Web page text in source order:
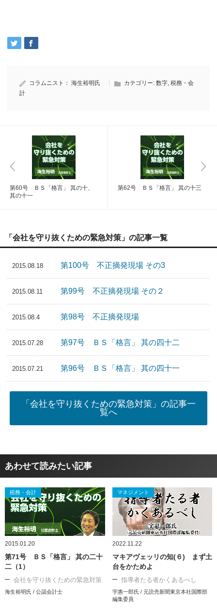
コラムニスト： 海生裕明氏 カテゴリー: 数字, 税務・会
計
第60号 ＢＳ「格言」 其の十、
其の十一
第62号 ＢＳ「格言」 其の十三
「会社を守り抜くための緊急対策」の記事一覧
2015.08.18 第100号 不正摘発現場 その3
2015.08.11 第99号 不正摘発現場 その２
2015.08.4 第98号 不正摘発現場
2015.07.28 第97号 ＢＳ「格言」 其の四十二
2015.07.21 第96号 ＢＳ「格言」 其の四十一
「会社を守り抜くための緊急対策」の記事一
覧へ
あわせて読みたい記事
税務・会計
2015.01.20
第71号 ＢＳ「格言」 其の二十
二（1）
会社を守り抜くための緊急対策
海生裕明氏 / 公認会計士
マネジメント
2022.11.22
マキアヴェッリの知(６) まず土
台をかためよ
指導者たる者かくあるべし
宇惠一郎氏 / 元読売新聞東京本社国際部
編集委員